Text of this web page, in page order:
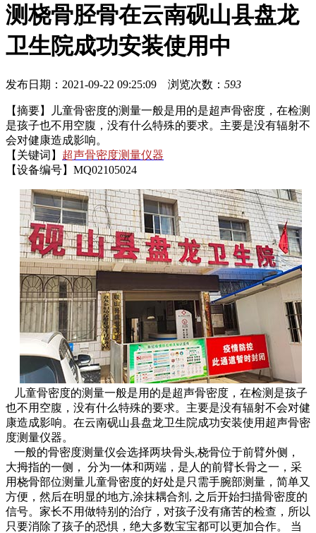
测桡骨胫骨在云南砚山县盘龙
卫生院成功安装使用中
发布日期：2021-09-22 09:25:09 浏览次数： 593
【摘要】儿童骨密度的测量一般是用的是超声骨密度，在检测
是孩子也不用空腹，没有什么特殊的要求。主要是没有辐射不
会对健康造成影响。
【关键词】 超声骨密度测量仪器
【设备编号】MQ02105024
儿童骨密度的测量一般是用的是超声骨密度，在检测是孩子
也不用空腹，没有什么特殊的要求。主要是没有辐射不会对健
康造成影响。 在云南砚山县盘龙卫生院成功安装使用超声骨密
度测量仪器。
一般的骨密度测量仪会选择两块骨头,桡骨位于前臂外侧，
大拇指的一侧， 分为一体和两端，是人的前臂长骨之一，采
用桡骨部位测量儿童骨密度的好处是只需手腕部测量，简单又
方便 ， 然后在明显的地方,涂抹耦合剂, 之后开始扫描骨密度的
信号。家长不用做特别的治疗，对孩子没有痛苦的检查，所以
只要消除了孩子的恐惧，绝大多数宝宝都可以更加合作。 当